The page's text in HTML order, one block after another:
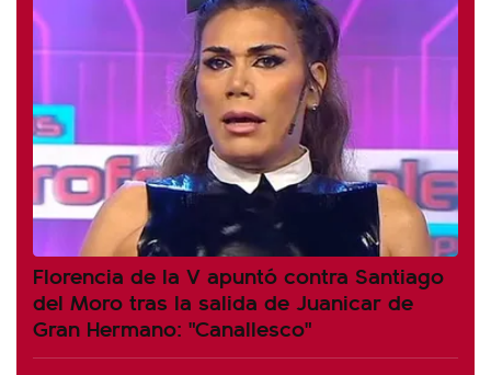
Florencia de la V apuntó contra Santiago
del Moro tras la salida de Juanicar de
Gran Hermano: "Canallesco"